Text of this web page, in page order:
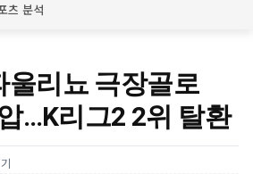
츠 분석
울리뇨 극장골로
…K리그2 2위 탈환